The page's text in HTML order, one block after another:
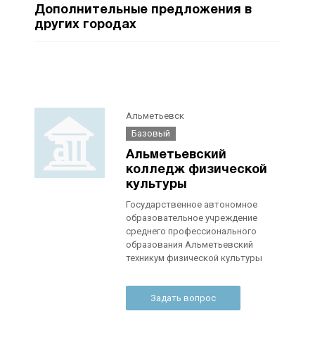
Дополнительные предложения в
других городах
Альметьевск
Базовый
Альметьевский
колледж физической
культуры
Государственное автономное
образовательное учреждение
среднего профессионального
образования Альметьевский
техникум физической культуры
Задать вопрос